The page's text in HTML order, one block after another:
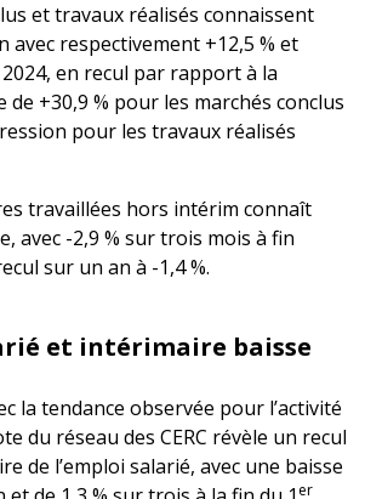
et travaux réalisés connaissent
avec respectivement +12,5 % et
en recul par rapport à la
de +30,9 % pour les marchés conclus
pour les travaux réalisés
travaillées hors intérim connaît
avec -2,9 % sur trois mois à fin
sur un an à -1,4 %.
et intérimaire baisse
la tendance observée pour l’activité
du réseau des CERC révèle un recul
de l’emploi salarié, avec une baisse
er